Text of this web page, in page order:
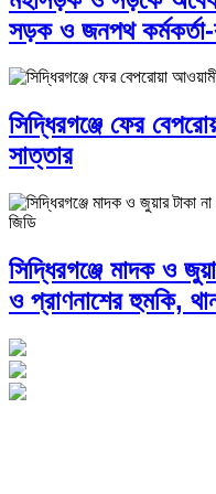
সড়ক ও জনপথ কর্মকর্তা-
সিদ্ধিরগঞ্জে ফের
সাত্তার
সিদ্ধিরগঞ্জে মাদক ও
ও প্রাণনাশের হুমকি,